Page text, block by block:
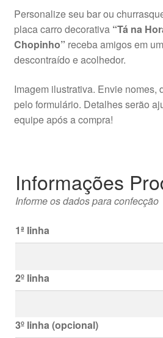
Personalize seu bar ou
placa carro decorativa “Tá na
Chopinho” receba amigos em
descontraído e acolhedor.
Imagem ilustrativa. Envie nomes,
pelo formulário. Detalhes serão
equipe após a compra!
Informações
Informe os dados para confecção
1ª linha
2º linha
3º linha (opcional)